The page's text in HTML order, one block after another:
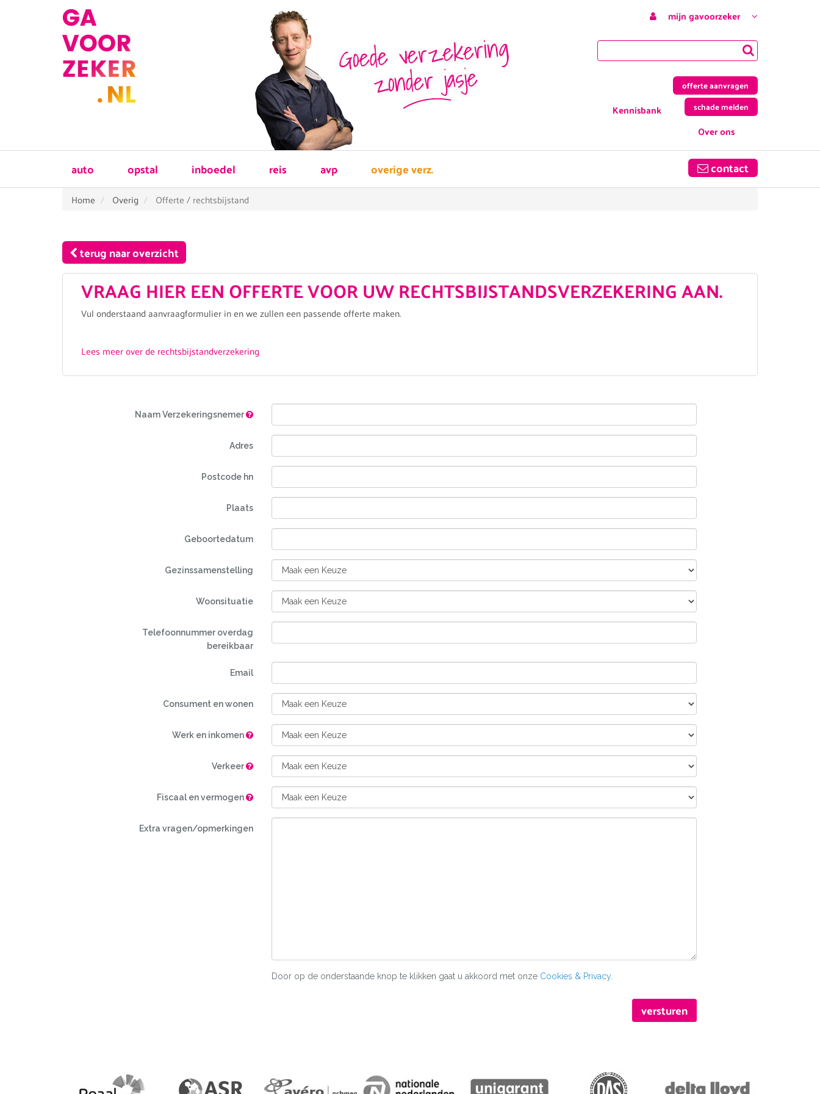
mijn gavoorzeker
offerte aanvragen
schade melden
Kennisbank
Over ons
auto opstal inboedel reis avp overige verz. contact
Home Overig Offerte / rechtsbijstand
terug naar overzicht
VRAAG HIER EEN OFFERTE VOOR UW RECHTSBIJSTANDSVERZEKERING AAN.
Vul onderstaand aanvraagformulier in en we zullen een passende offerte maken.
Lees meer over de rechtsbijstandverzekering